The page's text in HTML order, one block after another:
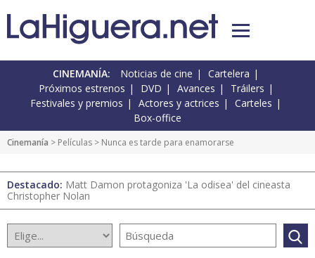
CINEMANÍA: Noticias de cine
Cartelera
Próximos estrenos
DVD Avances
Tráilers
Festivales y premios
Actores y actrices
Carteles
Box-office
Cinemanía > Películas > Nunca es tarde para enamorarse
Destacado: Matt Damon protagoniza 'La odisea' del cineasta
Christopher Nolan